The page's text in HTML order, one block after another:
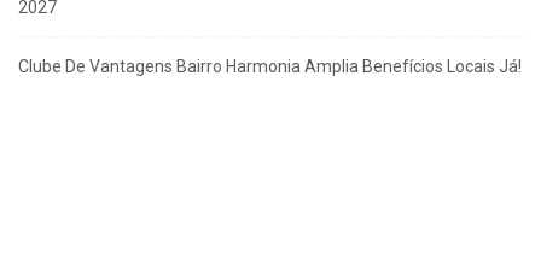
2027
Clube De Vantagens Bairro Harmonia Amplia Benefícios Locais Já!